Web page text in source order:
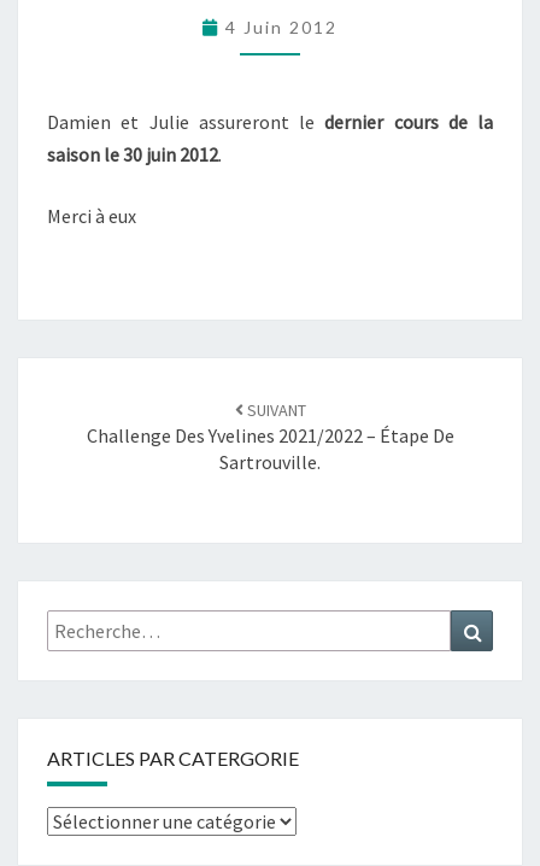
4 Juin 2012
Damien et Julie assureront ledernier cours de la
saison le 30 juin 2012.
Merci à eux
SUIVANT
Challenge Des Yvelines 2021/2022 – Étape De
Sartrouville.
ARTICLES PAR CATERGORIE